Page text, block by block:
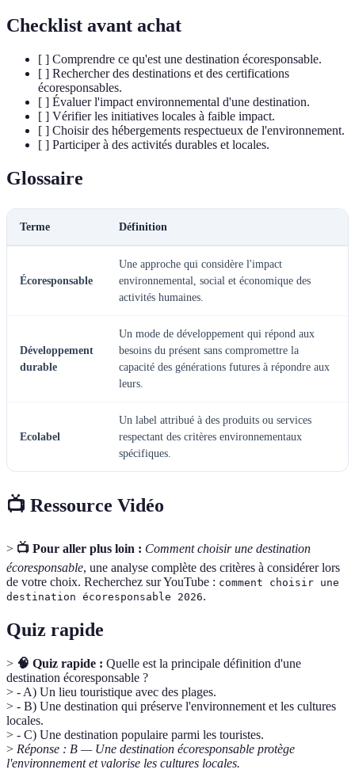
Checklist avant achat
[ ] Comprendre ce qu'est une destination écoresponsable.
[ ] Rechercher des destinations et des certifications
écoresponsables.
[ ] Évaluer l'impact environnemental d'une destination.
[ ] Vérifier les initiatives locales à faible impact.
[ ] Choisir des hébergements respectueux de l'environnement.
[ ] Participer à des activités durables et locales.
Glossaire
Terme Définition
Écoresponsable
Une approche qui considère l'impact
environnemental, social et économique des
activités humaines.
Développement
durable
Un mode de développement qui répond aux
besoins du présent sans compromettre la
capacité des générations futures à répondre aux
leurs.
Ecolabel
Un label attribué à des produits ou services
respectant des critères environnementaux
spécifiques.
📺 Ressource Vidéo
> 📺 Pour aller plus loin : Comment choisir une destination
écoresponsable, une analyse complète des critères à considérer lors
de votre choix. Recherchez sur YouTube : comment choisir une
destination écoresponsable 2026.
Quiz rapide
> 🧠 Quiz rapide : Quelle est la principale définition d'une
destination écoresponsable ?
> - A) Un lieu touristique avec des plages.
> - B) Une destination qui préserve l'environnement et les cultures
locales.
> - C) Une destination populaire parmi les touristes.
> Réponse : B — Une destination écoresponsable protège
l'environnement et valorise les cultures locales.